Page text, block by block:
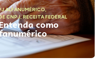
ALFANUMÉRICO,
CNPJ,RECEITA FEDERAL
como